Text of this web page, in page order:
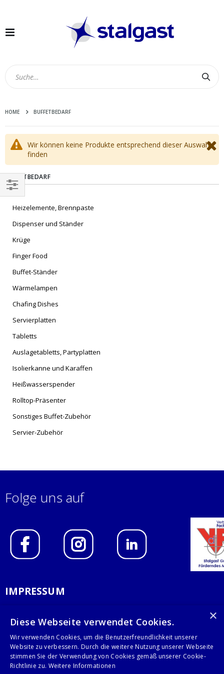
Navigation
HOME BUFFETBEDARF
Wir können keine Produkte entsprechend dieser Auswahl
finden
BUFFETBEDARF
Heizelemente, Brennpaste
Dispenser und Ständer
Krüge
Finger Food
Buffet-Ständer
Wärmelampen
Chafing Dishes
Servierplatten
Tabletts
Auslagetabletts, Partyplatten
Isolierkanne und Karaffen
Heißwasserspender
Rolltop-Präsenter
Sonstiges Buffet-Zubehör
Servier-Zubehör
EINKAUFEN
NACH
Folge uns auf
IMPRESSUM
AGB
KONTAKT
×
Diese Webseite verwendet Cookies.
Wir verwenden Cookies, um die Benutzerfreundlichkeit unserer
Website zu verbessern. Durch die weitere Nutzung unserer Webseite
stimmen Sie der Verwendung von Cookies gemäß unserer Cookie-
Richtlinie zu. Weitere Informationen